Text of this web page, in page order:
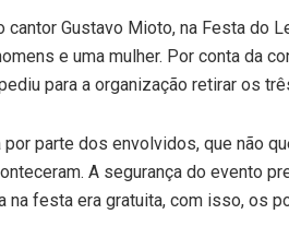
cantor Gustavo Mioto, na Festa do
e uma mulher. Por conta da
para a organização retirar os
parte dos envolvidos, que não
A segurança do evento
na festa era gratuita, com isso, os